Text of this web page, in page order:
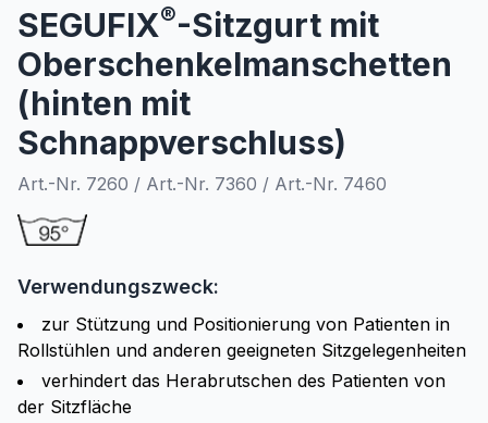
SEGUFIX®-Sitzgurt mit
Oberschenkelmanschetten
(hinten mit
Schnappverschluss)
Art.-Nr. 7260 / Art.-Nr. 7360 / Art.-Nr. 7460
Verwendungszweck:
zur Stützung und Positionierung von Patienten in
Rollstühlen und anderen geeigneten Sitzgelegenheiten
verhindert das Herabrutschen des Patienten von
der Sitzfläche